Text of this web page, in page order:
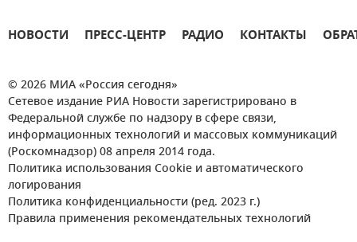
НОВОСТИ ПРЕСС-ЦЕНТР РАДИО КОНТАКТЫ
© 2026 МИА «Россия сегодня»
Сетевое издание РИА Новости зарегистрировано в
Федеральной службе по надзору в сфере связи,
информационных технологий и массовых коммуникаций
(Роскомнадзор) 08 апреля 2014 года.
Политика использования Cookie и автоматического
логирования
Политика конфиденциальности (ред. 2023 г.)
Правила применения рекомендательных технологий